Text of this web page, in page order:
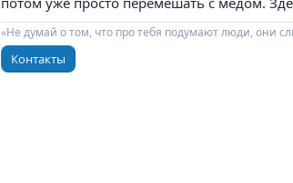
:
«Не думай о том, что про тебя подумают люди, они
Контакты